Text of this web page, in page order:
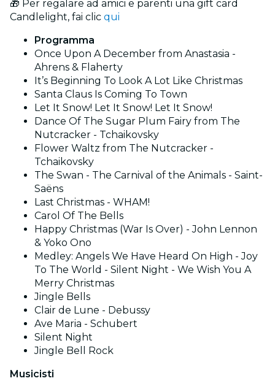
🎁 Per regalare ad amici e parenti una gift card
Candlelight, fai clic qui
Programma
Once Upon A December from Anastasia -
Ahrens & Flaherty
It’s Beginning To Look A Lot Like Christmas
Santa Claus Is Coming To Town
Let It Snow! Let It Snow! Let It Snow!
Dance Of The Sugar Plum Fairy from The
Nutcracker - Tchaikovsky
Flower Waltz from The Nutcracker -
Tchaikovsky
The Swan - The Carnival of the Animals - Saint-
Saëns
Last Christmas - WHAM!
Carol Of The Bells
Happy Christmas (War Is Over) - John Lennon
& Yoko Ono
Medley: Angels We Have Heard On High - Joy
To The World - Silent Night - We Wish You A
Merry Christmas
Jingle Bells
Clair de Lune - Debussy
Ave Maria - Schubert
Silent Night
Jingle Bell Rock
Musicisti